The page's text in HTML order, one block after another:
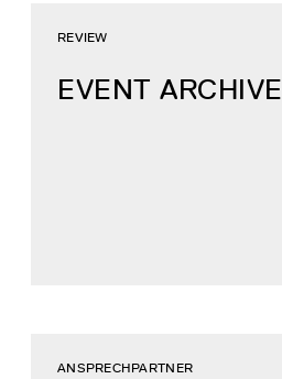
EVENT ARCHIVE
REVIEW
ANSPRECHPARTNER